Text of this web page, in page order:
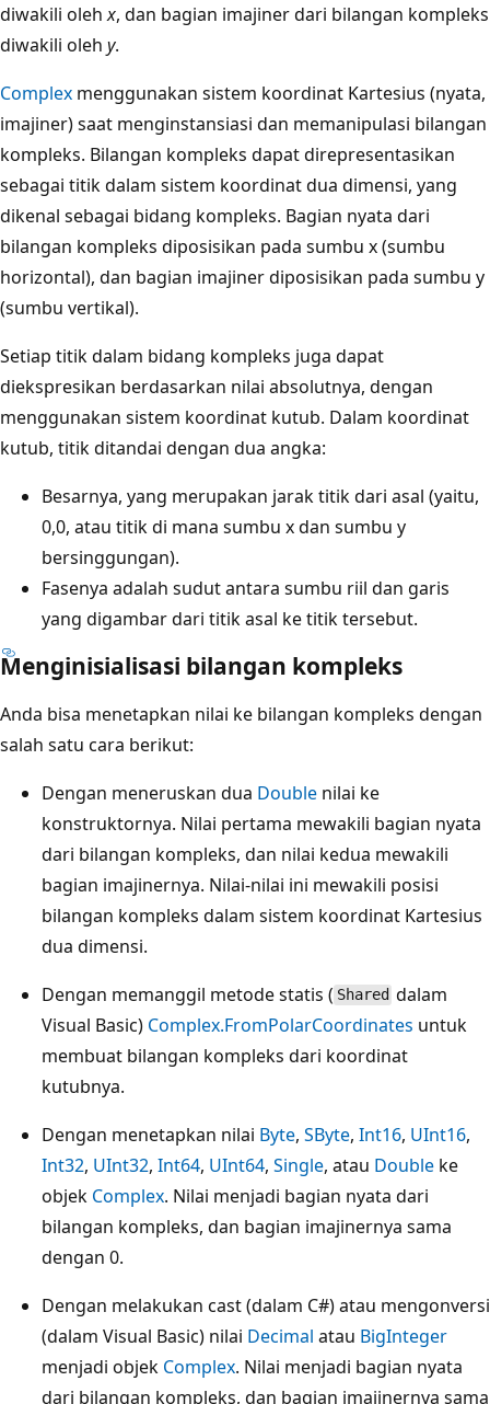
diwakili olehx, dan bagian imajiner dari bilangan kompleks
diwakili oleh y.
Complex menggunakan sistem koordinat Kartesius (nyata,
imajiner) saat menginstansiasi dan memanipulasi bilangan
kompleks. Bilangan kompleks dapat direpresentasikan
sebagai titik dalam sistem koordinat dua dimensi, yang
dikenal sebagai bidang kompleks. Bagian nyata dari
bilangan kompleks diposisikan pada sumbu x (sumbu
horizontal), dan bagian imajiner diposisikan pada sumbu y
(sumbu vertikal).
Setiap titik dalam bidang kompleks juga dapat
diekspresikan berdasarkan nilai absolutnya, dengan
menggunakan sistem koordinat kutub. Dalam koordinat
kutub, titik ditandai dengan dua angka:
Besarnya, yang merupakan jarak titik dari asal (yaitu,
0,0, atau titik di mana sumbu x dan sumbu y
bersinggungan).
Fasenya adalah sudut antara sumbu riil dan garis
yang digambar dari titik asal ke titik tersebut.
Menginisialisasi bilangan kompleks
Anda bisa menetapkan nilai ke bilangan kompleks dengan
salah satu cara berikut:
Dengan meneruskan dua Double nilai ke
konstruktornya. Nilai pertama mewakili bagian nyata
dari bilangan kompleks, dan nilai kedua mewakili
bagian imajinernya. Nilai-nilai ini mewakili posisi
bilangan kompleks dalam sistem koordinat Kartesius
dua dimensi.
Dengan memanggil metode statis ( Shared dalam
Visual Basic) Complex.FromPolarCoordinates untuk
membuat bilangan kompleks dari koordinat
kutubnya.
Dengan menetapkan nilai Byte, SByte, Int16, UInt16,
Int32, UInt32, Int64, UInt64, Single, atau Double ke
objek Complex. Nilai menjadi bagian nyata dari
bilangan kompleks, dan bagian imajinernya sama
dengan 0.
Dengan melakukan cast (dalam C#) atau mengonversi
(dalam Visual Basic) nilai Decimal atau BigInteger
menjadi objek Complex. Nilai menjadi bagian nyata
dari bilangan kompleks, dan bagian imajinernya sama